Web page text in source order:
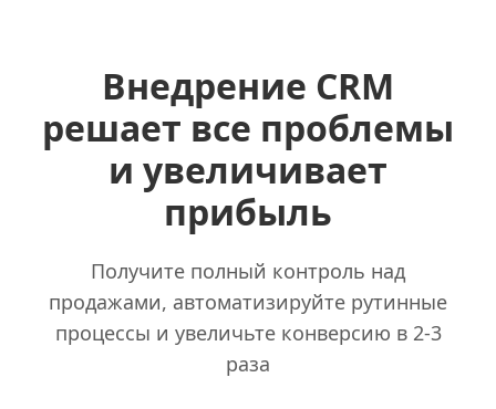
Внедрение CRM
решает все проблемы
и увеличивает
прибыль
Получите полный контроль над
продажами, автоматизируйте рутинные
процессы и увеличьте конверсию в 2-3
раза